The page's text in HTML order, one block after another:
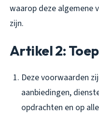
waarop deze algemene
zijn.
Artikel 2:
Deze voorwaarden
aanbiedingen,
opdrachten en op